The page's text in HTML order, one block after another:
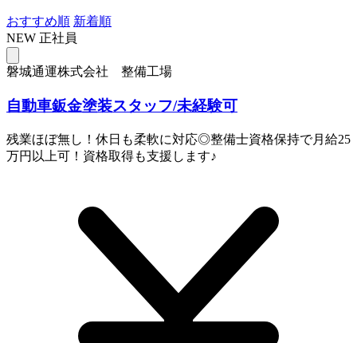
おすすめ順 新着順
NEW 正社員
磐城通運株式会社 整備工場
自動車鈑金塗装スタッフ/未経験可
残業ほぼ無し！休日も柔軟に対応◎整備士資格保持で月給25
万円以上可！資格取得も支援します♪